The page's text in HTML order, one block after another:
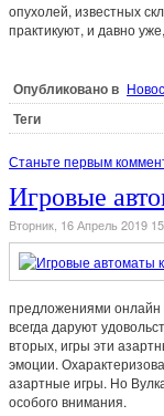
опухолей, известных
практикуют, и давно
Опубликовано в
Теги
Станьте первым
Игровые
Вторник, 16 Апрель 2019
предложениями онлайн
всегда даруют
вторых, игры эти
эмоции.
азартные игры. Но
особого внимания.